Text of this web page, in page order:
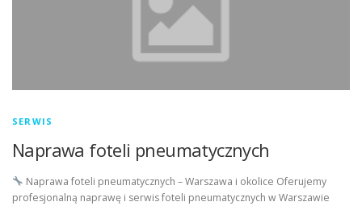
SERWIS
Naprawa foteli pneumatycznych
Naprawa foteli pneumatycznych – Warszawa i okolice Oferujemy
profesjonalną naprawę i serwis foteli pneumatycznych w Warszawie